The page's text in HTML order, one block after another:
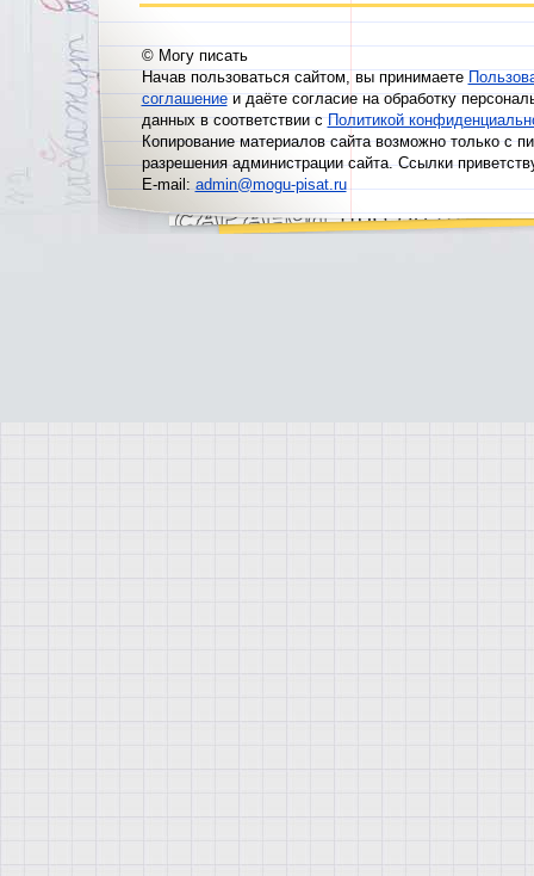
© Могу писать
Начав пользоваться сайтом, вы принимаете
соглашениеи даёте согласие на обработку
данных в соответствии сПолитикой
Копирование материалов сайта возможно только с
разрешения администрации сайта. Ссылки
E-mail:admin@mogu-pisat.ru